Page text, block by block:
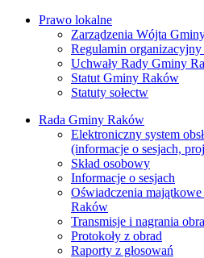
Prawo lokalne
Zarządzenia Wójta
Regulamin
Uchwały Rady Gminy
Statut Gminy Raków
Statuty sołectw
Rada Gminy Raków
Elektroniczny system
(informacje o sesjach,
Skład osobowy
Informacje o sesjach
Oświadczenia
Raków
Transmisje i nagrania
Protokoły z obrad
Raporty z głosowań